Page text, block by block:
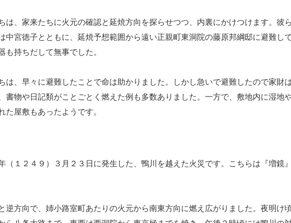
、家来たちに火元の確認と延焼方向を探らせつつ、内裏にかけつけます。彼ら
中宮徳子とともに、延焼予想範囲から遠い正親町東洞院の藤原邦綱邸に避難して
も持ちだして無事でした。
、早々に避難したことで命は助かりました。しかし急いで避難したので家財
書物や日記類がことごとく燃えた例も多数ありました。一方で、敷地内に湿地
た屋敷もあったようです。
１２４９）３月２３日に発生した、鴨川を越えた火災です。こちらは『増鏡』
方向で、姉小路室町あたりの火元から南東方向に燃え広がりました。夜明け